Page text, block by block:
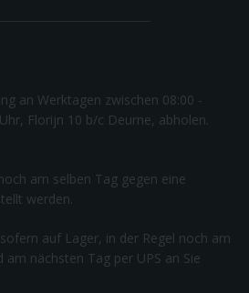
an Werktagen zwischen 08:00 -
Florijn 10 b/c Deurne, abholen.
am selben Tag gegen eine
werden.
auf Lager, in der Regel noch am
nächsten Tag per UPS an Sie